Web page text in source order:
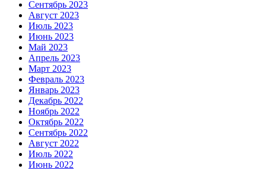
Сентябрь 2023
Август 2023
Июль 2023
Июнь 2023
Май 2023
Апрель 2023
Март 2023
Февраль 2023
Январь 2023
Декабрь 2022
Ноябрь 2022
Октябрь 2022
Сентябрь 2022
Август 2022
Июль 2022
Июнь 2022